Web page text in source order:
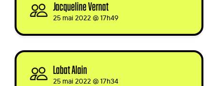
Jacqueline Vernat
25 mai 2022 @ 17h49
Labat Alain
25 mai 2022 @ 17h34